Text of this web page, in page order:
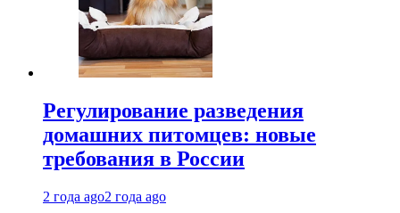
Регулирование разведения
домашних питомцев: новые
требования в России
2 года ago2 года ago